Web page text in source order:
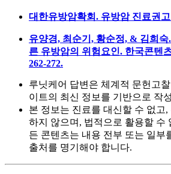
대한유방암확회. 유방암 진료권고
유양경, 최순기, 황순정, & 김희숙
른 유방암의 위험요인. 한국콘텐
262-272.
루닛케어 답변은 체계적 문헌고
이트의 최신 정보를 기반으로 작
본 정보는 진료를 대신할 수 없고,
하지 않으며, 법적으로 활용할 수
든 콘텐츠는 내용 전부 또는 일부
출처를 명기해야 합니다.